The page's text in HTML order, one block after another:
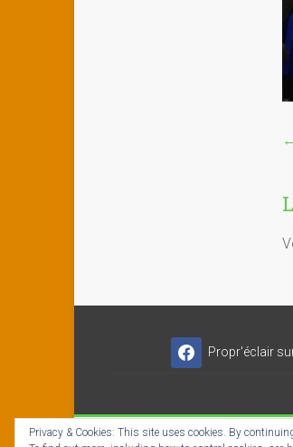
Propr'éclair
Copyright © 2026Propr'éclair
Privacy & Cookies: This site uses cookies. By